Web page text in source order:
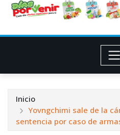
Inicio
Yovngchimi sale de la
sentencia por caso de